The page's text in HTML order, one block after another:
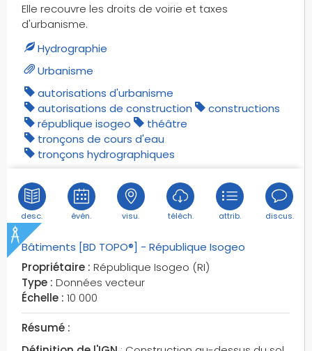
Elle recouvre les droits de voirie et taxes
d'urbanisme.
Hydrographie
Urbanisme
autorisations d'urbanisme
autorisations de construction
constructions
république isogeo
théâtre
tronçons de cours d'eau
tronçons hydrographiques
desc. évén. visu. téléch. attrib. discus.
Bâtiments [BD TOPO®] - République Isogeo
Propriétaire : République Isogeo (RI)
Type : Données vecteur
Échelle : 10 000
Résumé :